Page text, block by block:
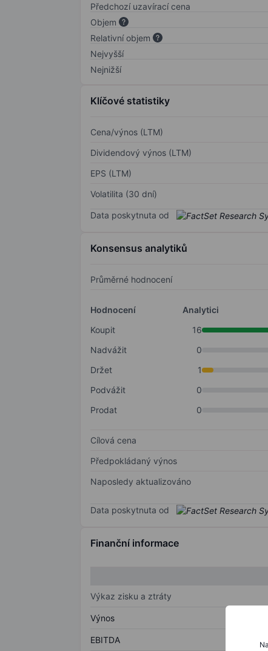
Předchozí uzavírací cena
Objem
Relativní objem
Nejvyšší
Nejnižší
Klíčové statistiky
Cena/výnos (LTM)
Dividendový výnos (LTM)
EPS (LTM)
Volatilita (30 dní)
Data poskytnuta od
Konsensus analytiků
Průměrné hodnocení
Hodnocení
Analytici
Koupit
16
Nadvážit
0
Držet
1
Podvážit
0
Prodat
0
Cílová cena
Předpokládaný výnos
Naposledy aktualizováno
Data poskytnuta od
Finanční informace
Výkaz zisku a ztráty
Výnos
EBITDA